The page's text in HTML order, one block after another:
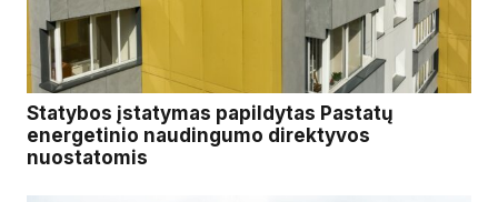
Statybos įstatymas papildytas Pastatų
energetinio naudingumo direktyvos
nuostatomis